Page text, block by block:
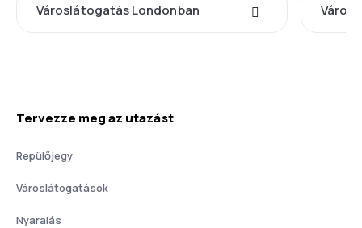
Városlátogatás Londonban
Tervezze meg az utazást
Repülőjegy
Városlátogatások
Nyaralás